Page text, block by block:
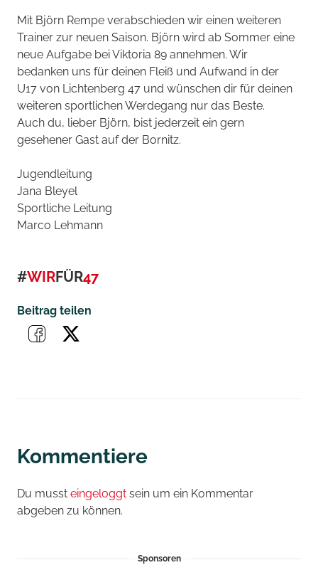
Mit Björn Rempe verabschieden wir einen weiteren
Trainer zur neuen Saison. Björn wird ab Sommer eine
neue Aufgabe bei Viktoria 89 annehmen. Wir
bedanken uns für deinen Fleiß und Aufwand in der
U17 von Lichtenberg 47 und wünschen dir für deinen
weiteren sportlichen Werdegang nur das Beste.
Auch du, lieber Björn, bist jederzeit ein gern
gesehener Gast auf der Bornitz.
Jugendleitung
Jana Bleyel
Sportliche Leitung
Marco Lehmann
#WIRFÜR47
Beitrag teilen
Kommentiere
Du musst eingeloggt sein um ein Kommentar
abgeben zu können.
Sponsoren